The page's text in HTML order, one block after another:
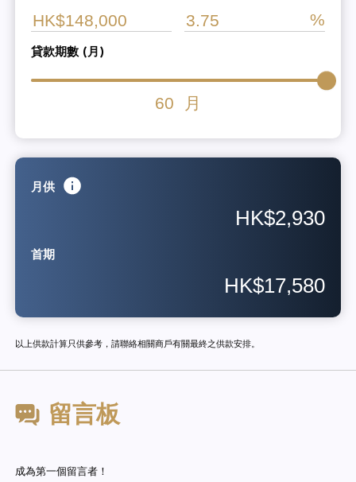
貸款期數 (月)
60 月
月供
HK$2,930
首期
HK$17,580
以上供款計算只供參考，請聯絡相關商戶有關最終之供款安排。
留言板
成為第一個留言者！